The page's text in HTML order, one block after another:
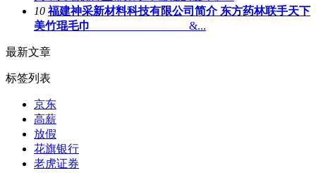
10 福建神采新材料科技有限公司简介 东方药林联手天下
美竹琨毛巾
&...
最新文章
标签列表
京东
高薪
放假
花旗银行
老虎证券